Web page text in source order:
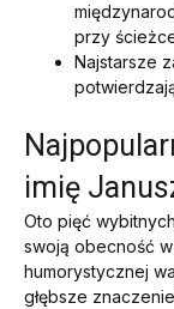
przy
Najstarsze
imię
Oto pięć
swoją obecność
humorystycznej
głębsze